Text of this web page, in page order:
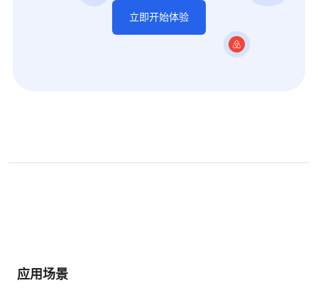
立即开始体验
应用场景